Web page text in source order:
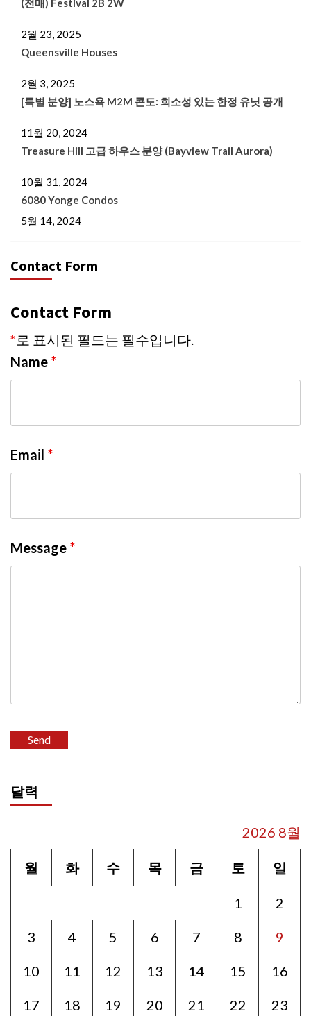
(전매) Festival 2B 2W
2월 23, 2025
Queensville Houses
2월 3, 2025
[특별 분양] 노스욕 M2M 콘도: 희소성 있는 한정 유닛 공개
11월 20, 2024
Treasure Hill 고급 하우스 분양 (Bayview Trail Aurora)
10월 31, 2024
6080 Yonge Condos
5월 14, 2024
Contact Form
Contact Form
*로 표시된 필드는 필수입니다.
Name *
Email *
Message *
달력
2026 8월
월 화 수 목 금 토 일
1 2
3 4 5 6 7 8 9
10 11 12 13 14 15 16
17 18 19 20 21 22 23